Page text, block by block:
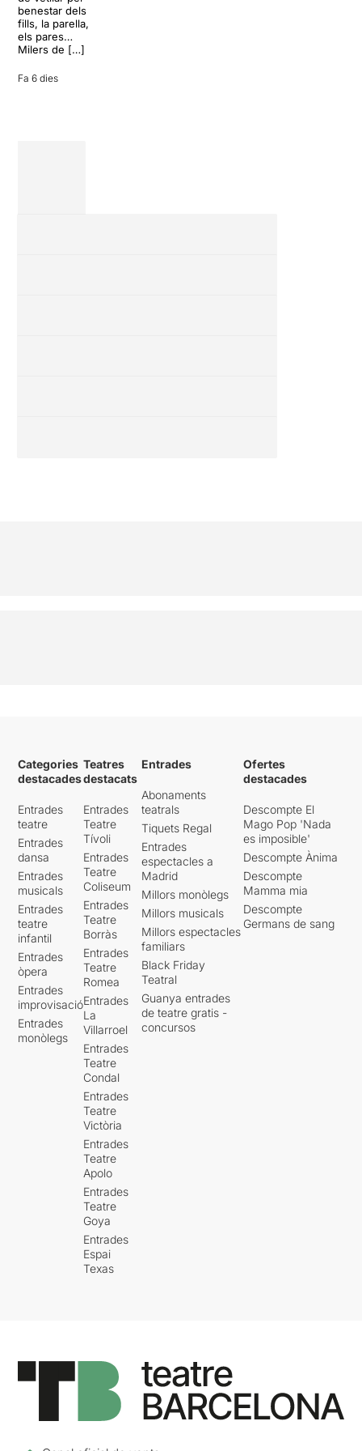
benestar dels
fills, la parella,
els pares…
Milers de […]
Fa 6 dies
Categories
destacades
Entrades
teatre
Entrades
dansa
Entrades
musicals
Entrades
teatre
infantil
Entrades
òpera
Entrades
improvisació
Entrades
monòlegs
Teatres
destacats
Entrades
Teatre
Tívoli
Entrades
Teatre
Coliseum
Entrades
Teatre
Borràs
Entrades
Teatre
Romea
Entrades
La
Villarroel
Entrades
Teatre
Condal
Entrades
Teatre
Victòria
Entrades
Teatre
Apolo
Entrades
Teatre
Goya
Entrades
Espai
Texas
Entrades
Abonaments
teatrals
Tiquets Regal
Entrades
espectacles a
Madrid
Millors monòlegs
Millors musicals
Millors espectacles
familiars
Black Friday
Teatral
Guanya entrades
de teatre gratis -
concursos
Ofertes
destacades
Descompte El
Mago Pop 'Nada
es imposible'
Descompte Ànima
Descompte
Mamma mia
Descompte
Germans de sang